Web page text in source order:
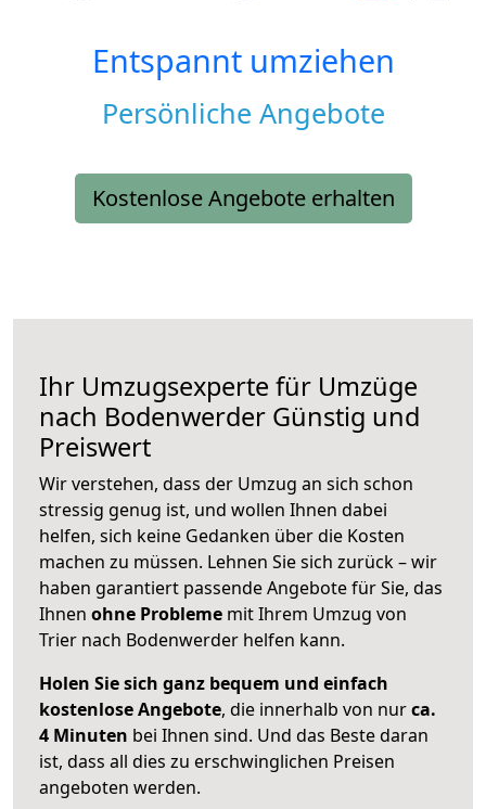
Entspannt umziehen
Persönliche Angebote
Kostenlose Angebote erhalten
Ihr Umzugsexperte für Umzüge
nach Bodenwerder Günstig und
Preiswert
Wir verstehen, dass der Umzug an sich schon
stressig genug ist, und wollen Ihnen dabei
helfen, sich keine Gedanken über die Kosten
machen zu müssen. Lehnen Sie sich zurück – wir
haben garantiert passende Angebote für Sie, das
Ihnen ohne Probleme mit Ihrem Umzug von
Trier nach Bodenwerder helfen kann.
Holen Sie sich ganz bequem und einfach
kostenlose Angebote, die innerhalb von nurca.
4 Minuten bei Ihnen sind. Und das Beste daran
ist, dass all dies zu erschwinglichen Preisen
angeboten werden.